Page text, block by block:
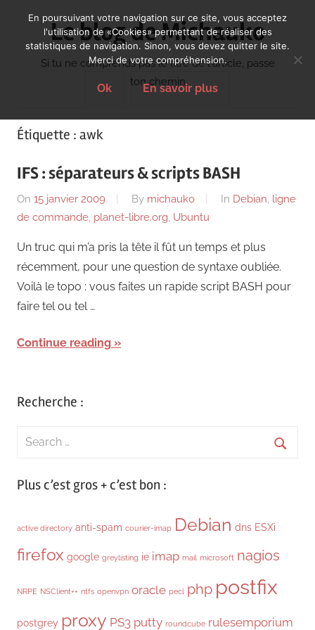
content
Le blog de Michauko
Si tu ne comprends pas le titre de l'article, passe
ton chemin
Étiquette : awk
IFS : séparateurs & scripts BASH
On 15 janvier 2009 By michauko In Debian, ligne
de commande, planet-libre.org, Ubuntu
Un truc qui m’a pris la tête il fût un temps et plus
récemment, pour une question de syntaxe oubliée.
Voilà le topo : vous faites un rapide script BASH pour
faire tel ou tel …
Continue reading
Recherche :
Search
Plus c’est gros + c’est bon :
active directory anti-spam courier-imap Debian dns ESXi
firefox google greylisting ie imap mail microsoft nagios
NRPE NSClient++ ntfs openvpn oracle pecl php postfix
postgrey proxy PS3 putty roundcube rulesemporium
En poursuivant votre navigation sur ce site, vous acceptez
l'utilisation de «Cookies» permettant de réaliser des
statistiques de navigation. Sinon, vous devez quitter le site.
Merci de votre compréhension.
Ok En savoir plus